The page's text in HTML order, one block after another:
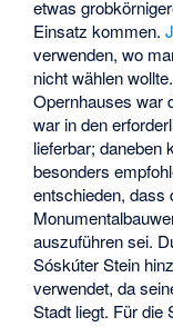
etwas
Einsatz kommen.
verwenden, wo
nicht wählen
Opernhauses war
war in den
lieferbar; daneben
besonders
entschieden, dass
auszuführen sei.
SóskúterStein
verwendet, da
Stadt liegt. Für die